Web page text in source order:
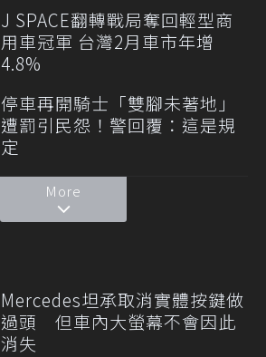
J SPACE翻轉戰局奪回輕型商
用車冠軍 台灣2月車市年增
4.8%
停車再開騎士「雙腳未著地」
遭罰引民怨！警回覆：這是規
定
More
Mercedes坦承取消實體按鍵做
過頭 但車內大螢幕不會因此
消失